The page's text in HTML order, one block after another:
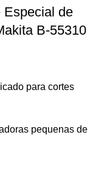
Especial de
B-55310
para cortes
pequenas de